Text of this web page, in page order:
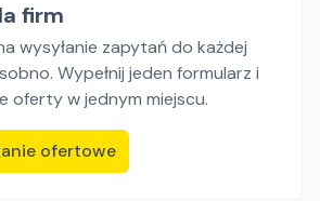
firm
wysyłanie zapytań do każdej
Wypełnij jeden formularz i
oferty w jednym miejscu.
ofertowe